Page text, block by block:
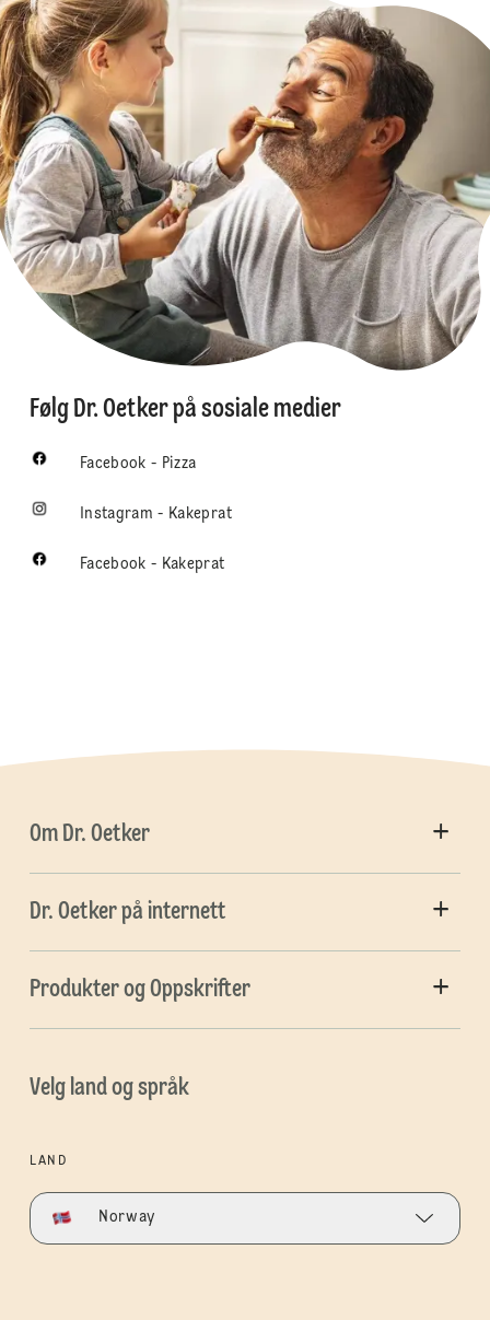
Følg Dr. Oetker på sosiale medier
Facebook - Pizza
Instagram - Kakeprat
Facebook - Kakeprat
Om Dr. Oetker
Dr. Oetker på internett
Produkter og Oppskrifter
Velg land og språk
LAND
Norway